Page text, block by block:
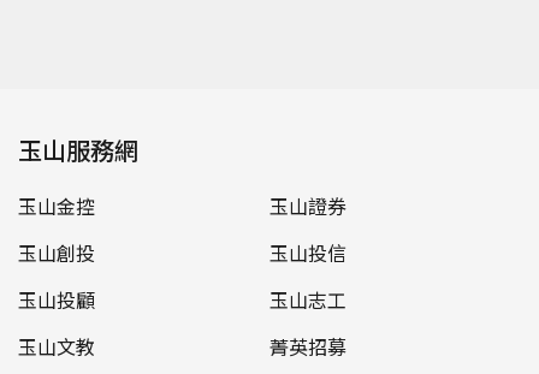
玉山服務網
玉山金控
玉山證券
玉山創投
玉山投信
玉山投顧
玉山志工
玉山文教
菁英招募